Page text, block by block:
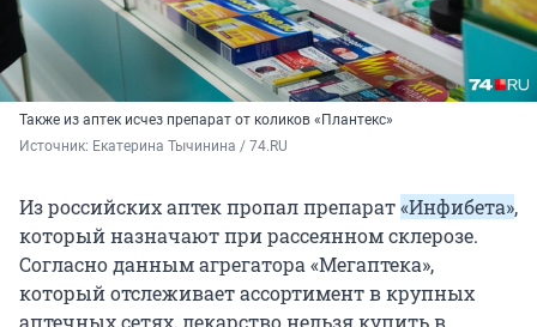
Также из аптек исчез препарат от коликов «Плантекс»
Источник: Екатерина Тычинина / 74.RU
Из российских аптек пропал препарат«Инфибета»,
который назначают при рассеянном склерозе.
Согласно данным агрегатора «Мегаптека»,
который отслеживает ассортимент в крупных
аптечных сетях, лекарство нельзя купить в